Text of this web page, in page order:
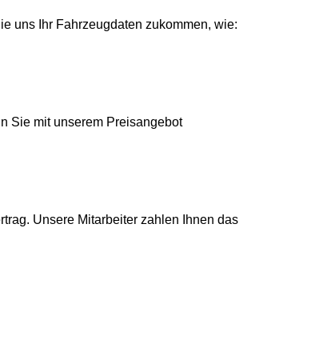
uns Ihr Fahrzeugdaten zukommen, wie:
Sie mit unserem Preisangebot
Unsere Mitarbeiter zahlen Ihnen das